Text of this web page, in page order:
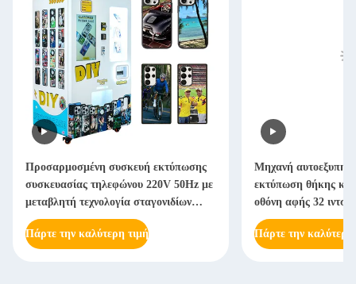
Προσαρμοσμένη συσκευή εκτύπωσης
συσκευασίας τηλεφώνου 220V 50Hz με
μεταβλητή τεχνολογία σταγονιδίων
μελάνης
Πάρτε την καλύτερη τιμή
Μηχανή
εκτύπωση θήκης
οθόνη αφής 32
Πάρτε την καλύτερη